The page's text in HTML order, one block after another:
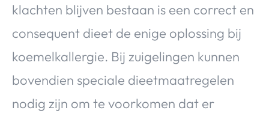
klachten blijven bestaan is een correct en
consequent dieet de enige oplossing bij
koemelkallergie. Bij zuigelingen kunnen
bovendien speciale dieetmaatregelen
nodig zijn om te voorkomen dat er